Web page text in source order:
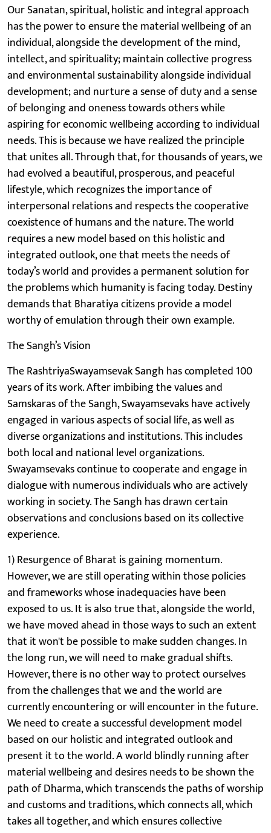
Our Sanatan, spiritual, holistic and integral approach
has the power to ensure the material wellbeing of an
individual, alongside the development of the mind,
intellect, and spirituality; maintain collective progress
and environmental sustainability alongside individual
development; and nurture a sense of duty and a sense
of belonging and oneness towards others while
aspiring for economic wellbeing according to individual
needs. This is because we have realized the principle
that unites all. Through that, for thousands of years, we
had evolved a beautiful, prosperous, and peaceful
lifestyle, which recognizes the importance of
interpersonal relations and respects the cooperative
coexistence of humans and the nature. The world
requires a new model based on this holistic and
integrated outlook, one that meets the needs of
today’s world and provides a permanent solution for
the problems which humanity is facing today. Destiny
demands that Bharatiya citizens provide a model
worthy of emulation through their own example.
The Sangh’s Vision
The RashtriyaSwayamsevak Sangh has completed 100
years of its work. After imbibing the values and
Samskaras of the Sangh, Swayamsevaks have actively
engaged in various aspects of social life, as well as
diverse organizations and institutions. This includes
both local and national level organizations.
Swayamsevaks continue to cooperate and engage in
dialogue with numerous individuals who are actively
working in society. The Sangh has drawn certain
observations and conclusions based on its collective
experience.
1) Resurgence of Bharat is gaining momentum.
However, we are still operating within those policies
and frameworks whose inadequacies have been
exposed to us. It is also true that, alongside the world,
we have moved ahead in those ways to such an extent
that it won't be possible to make sudden changes. In
the long run, we will need to make gradual shifts.
However, there is no other way to protect ourselves
from the challenges that we and the world are
currently encountering or will encounter in the future.
We need to create a successful development model
based on our holistic and integrated outlook and
present it to the world. A world blindly running after
material wellbeing and desires needs to be shown the
path of Dharma, which transcends the paths of worship
and customs and traditions, which connects all, which
takes all together, and which ensures collective